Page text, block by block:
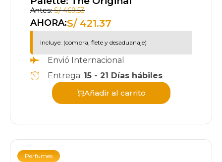
Antes:S/469.53
AHORA:S/421.37
Incluye: (compra, flete y desaduanaje)
Envió Internacional
Entrega: 15 - 21 Días hábiles
Añadir al carrito
Perfumes